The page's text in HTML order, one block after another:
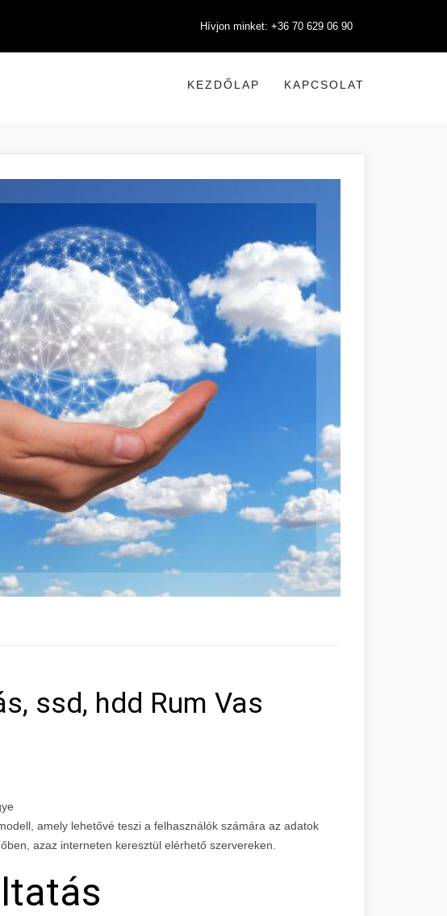
Hívjon minket: +36 70 629 06 90
KEZDŐLAP KAPCSOLAT
ssd, hdd Rum Vas
amely lehetővé teszi a felhasználók számára az adatok
azaz interneten keresztül elérhető szervereken.